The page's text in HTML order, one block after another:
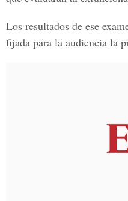
Los resultados de ese
fijada para la audiencia la